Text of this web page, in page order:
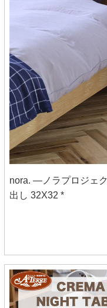
nora. ―ノラプロジェ
出し 32X32 *